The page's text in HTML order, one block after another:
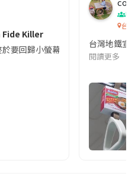
Fide Killer
要回歸小螢幕啦!這次的劇本改編
吹
台灣
台灣地鐵宣
閱讀更多